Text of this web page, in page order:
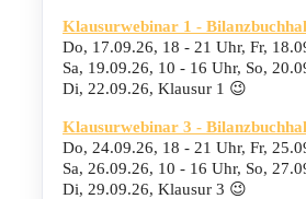
Klausurwebinar 1 -
Do, 17.09.26, 18 - 21 Uhr, Fr,
Sa, 19.09.26, 10 - 16 Uhr, So,
Di, 22.09.26, Klausur 1 😉
Klausurwebinar 3 -
Do, 24.09.26, 18 - 21 Uhr, Fr,
Sa, 26.09.26, 10 - 16 Uhr, So,
Di, 29.09.26, Klausur 3 😉